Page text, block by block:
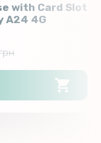
with Card Slot
A24 4G